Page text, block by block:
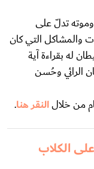
تدلّ على
والمشاكل التي كان
له بقراءة آية
الرائي وحُسن
من خلالالنقر هنا.
الكلاب